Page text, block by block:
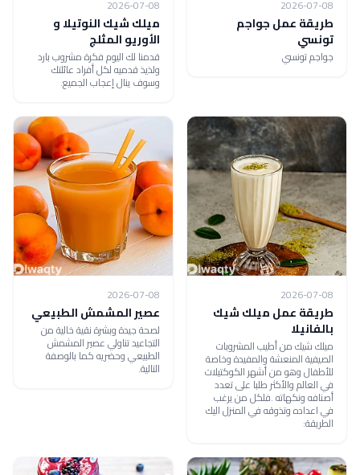
2026-07-08
طريقة عمل جواجم
تونسي
جواجم تونسي
2026-07-08
ميلك شيك النوتيلا و
الأوريو المثلج
قدمنا لك اليوم فكرة مشروب بارد
ولذيذ قدميه لكل أفراد عائلتك
وسوف ينال إعجاب الجميع.
2026-07-08
طريقة عمل ميلك شيك
بالفانيلا
ميلك شيك من أطيب المشروبات
الصيفية المنعشة والمفيدة وخاصة
للأطفال وهو من أشهر الكوكتيلات
في العالم والأكثر طلبا على تعدد
أصنافه ونكهاته .فلكل من يرغب
في اعداده وتذوقه في المنزل اليك
الطريقة:
2026-07-08
عصير المشمش الطبيعي
لصحة جيدة وبشرة نقية خالية من
التجاعيد تناولي عصير المشمش
الطبيعي وحضريه كما بالوصفة
التالية.